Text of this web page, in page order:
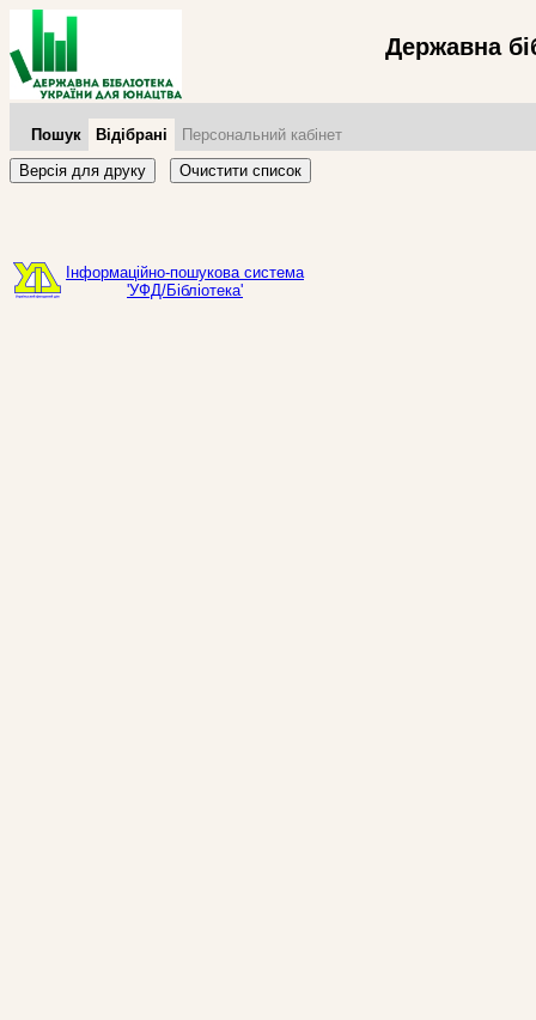
Державна
Пошук Відібрані
Персональний кабінет
Версія для друку
Очистити список
Інформаційно-пошукова система
'УФД/Бібліотека'